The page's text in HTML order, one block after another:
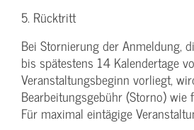
5. Rücktritt
Bei Stornierung der Anmeldung,
bis spätestens 14 Kalendertage
Veranstaltungsbeginn vorliegt,
Bearbeitungsgebühr (Storno) wie
Für maximal eintägige